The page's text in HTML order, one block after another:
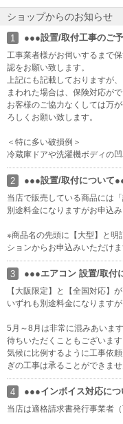
ショップからのお知らせ
1 ●●●設置/取付工事のご
工事業者様がお伺いするまで
認をお願い致します。
上記にも記載しておりますが
まわれた場合は、保険対応がで
お客様のご協力なくしては万
ろしくお願い致します。
＜特に多い破損例＞
冷蔵庫ドアや洗濯機ボディの
2 ●●●設置/取付について
当店で販売している商品には
別途料金になりますがお申込
※商品名の先頭に【大型】と明
ションからお申込みいただけま
3 ●●●エアコン 設置/取付
【大阪限定】と【全国対応】が
いずれも別途料金になります
5月～8月は非常に混みあいま
待ちいただくこともございます
気候に比例するように工事依
ぎの工事は承ることができま
4 ●●●インボイス対応に
当店は適格請求書発行事業者